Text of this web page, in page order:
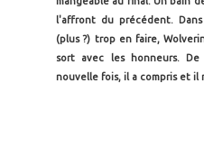
l'affront du précédent.
(plus ?) trop en faire,
sort avec les honneurs.
nouvelle fois, il a compris et il